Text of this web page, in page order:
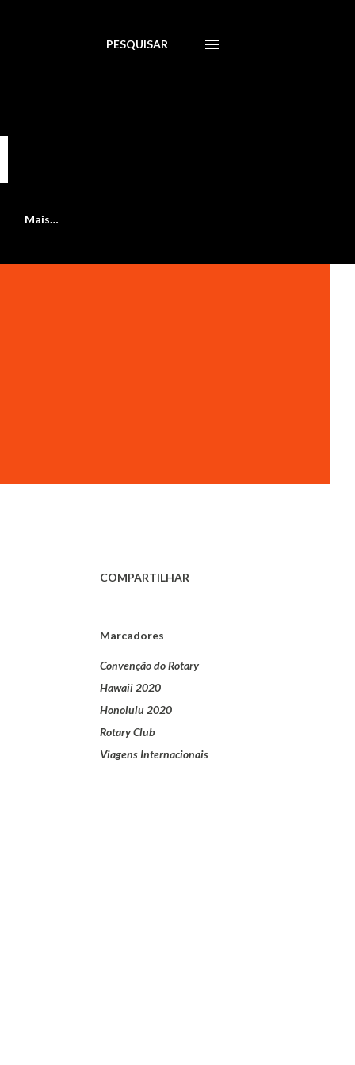
PESQUISAR
Mais…
COMPARTILHAR
Marcadores
Convenção do Rotary
Hawaii 2020
Honolulu 2020
Rotary Club
Viagens Internacionais